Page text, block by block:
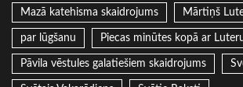
Mazā katehisma skaidrojums Mārtiņš
par lūgšanu Piecas minūtes kopā ar
Pāvila vēstules galatiešiem skaidrojums